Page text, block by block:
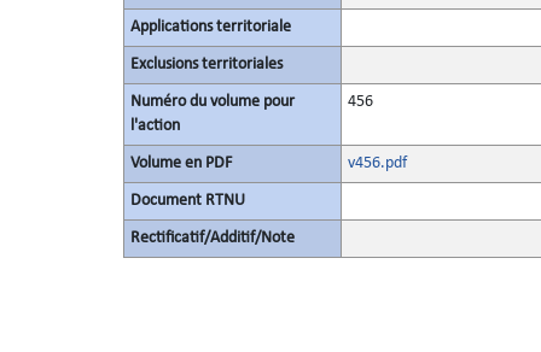
Applications territoriale
Exclusions territoriales
Numéro du volume pour
l'action
456
Volume en PDF v456.pdf
Document RTNU
Rectificatif/Additif/Note